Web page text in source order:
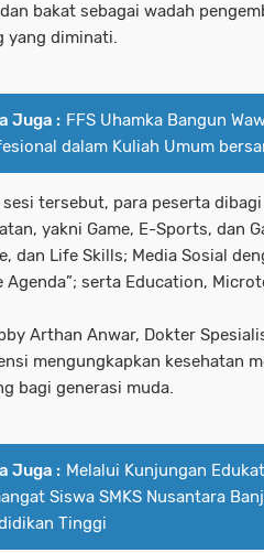
bakat sebagai wadah
yang diminati.
Juga : FFS Uhamka Bangun
dalam Kuliah Umum
sesi tersebut, para peserta
yakni Game, E-Sports, dan
dan Life Skills; Media Sosial
Agenda”; serta Education,
Arthan Anwar, Dokter
mengungkapkan kesehatan
bagi generasi muda.
Juga : Melalui Kunjungan
Siswa SMKS Nusantara
Tinggi